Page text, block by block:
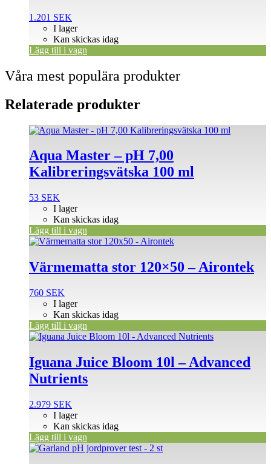
1.201 SEK
I lager
Kan skickas idag
Lägg till i vagn
Våra mest populära produkter
Relaterade produkter
Aqua Master – pH 7,00
Kalibreringsvätska 100 ml
53 SEK
I lager
Kan skickas idag
Lägg till i vagn
Värmematta stor 120×50 – Airontek
760 SEK
I lager
Kan skickas idag
Lägg till i vagn
Iguana Juice Bloom 10l – Advanced
Nutrients
2.979 SEK
I lager
Kan skickas idag
Lägg till i vagn